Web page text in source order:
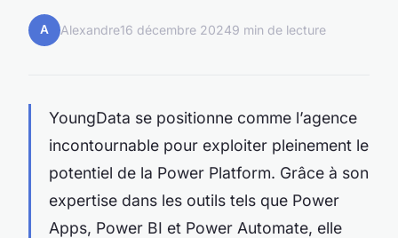
A Alexandre16 décembre 20249 min de lecture
YoungData se positionne comme l’agence
incontournable pour exploiter pleinement le
potentiel de la Power Platform. Grâce à son
expertise dans les outils tels que Power
Apps, Power BI et Power Automate, elle